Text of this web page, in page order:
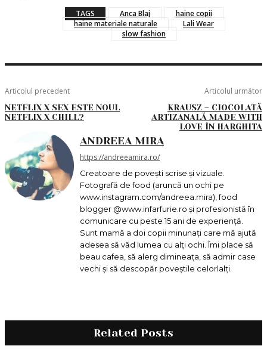
TAGS Anca Blaj
haine copii
haine materiale naturale
Lali Wear
slow fashion
Articolul precedent
NETFLIX X SEX ESTE NOUL
NETFLIX X CHILL?
Articolul următor
KRAUSZ – CIOCOLATĂ
ARTIZANALĂ MADE WITH
LOVE ÎN HARGHITA
ANDREEA MIRA
https://andreeamira.ro/
Creatoare de povești scrise și vizuale.
Fotografă de food (aruncă un ochi pe
www.instagram.com/andreea.mira), food
blogger @www.infarfurie.ro și profesionistă în
comunicare cu peste 15 ani de experiență.
Sunt mamă a doi copii minunați care mă ajută
adesea să văd lumea cu alți ochi. Îmi place să
beau cafea, să alerg dimineața, să admir case
vechi și să descopăr poveștile celorlalți.
Related Posts